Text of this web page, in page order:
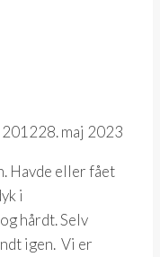
201228. maj 2023
Havde eller fået
i
hårdt. Selv
igen. Vi er